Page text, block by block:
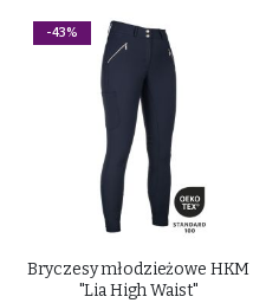
-43%
Bryczesy młodzieżowe HKM
"Lia High Waist"